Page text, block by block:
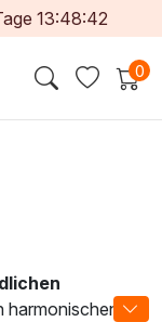
13:48:40
0
harmonischen